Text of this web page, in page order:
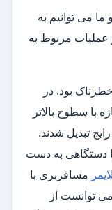
می توانیم به
عملیات مربوط به
بود. در
و سازه با سطوح بالاتر
تبدیل شدند.
دستگاهی به دست
مسافربری با
توانست از